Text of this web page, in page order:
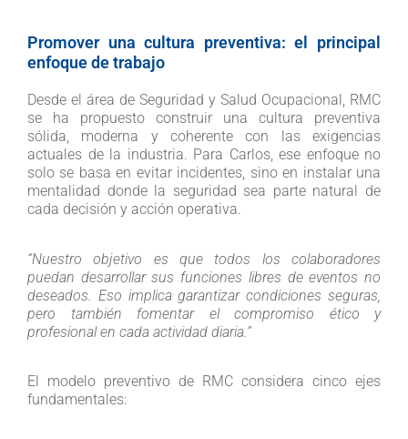
Promover una cultura preventiva: el principal
enfoque de trabajo
Desde el área de Seguridad y Salud Ocupacional, RMC
se ha propuesto construir una cultura preventiva
sólida, moderna y coherente con las exigencias
actuales de la industria. Para Carlos, ese enfoque no
solo se basa en evitar incidentes, sino en instalar una
mentalidad donde la seguridad sea parte natural de
cada decisión y acción operativa.
“Nuestro objetivo es que todos los colaboradores
puedan desarrollar sus funciones libres de eventos no
deseados. Eso implica garantizar condiciones seguras,
pero también fomentar el compromiso ético y
profesional en cada actividad diaria.”
El modelo preventivo de RMC considera cinco ejes
fundamentales: